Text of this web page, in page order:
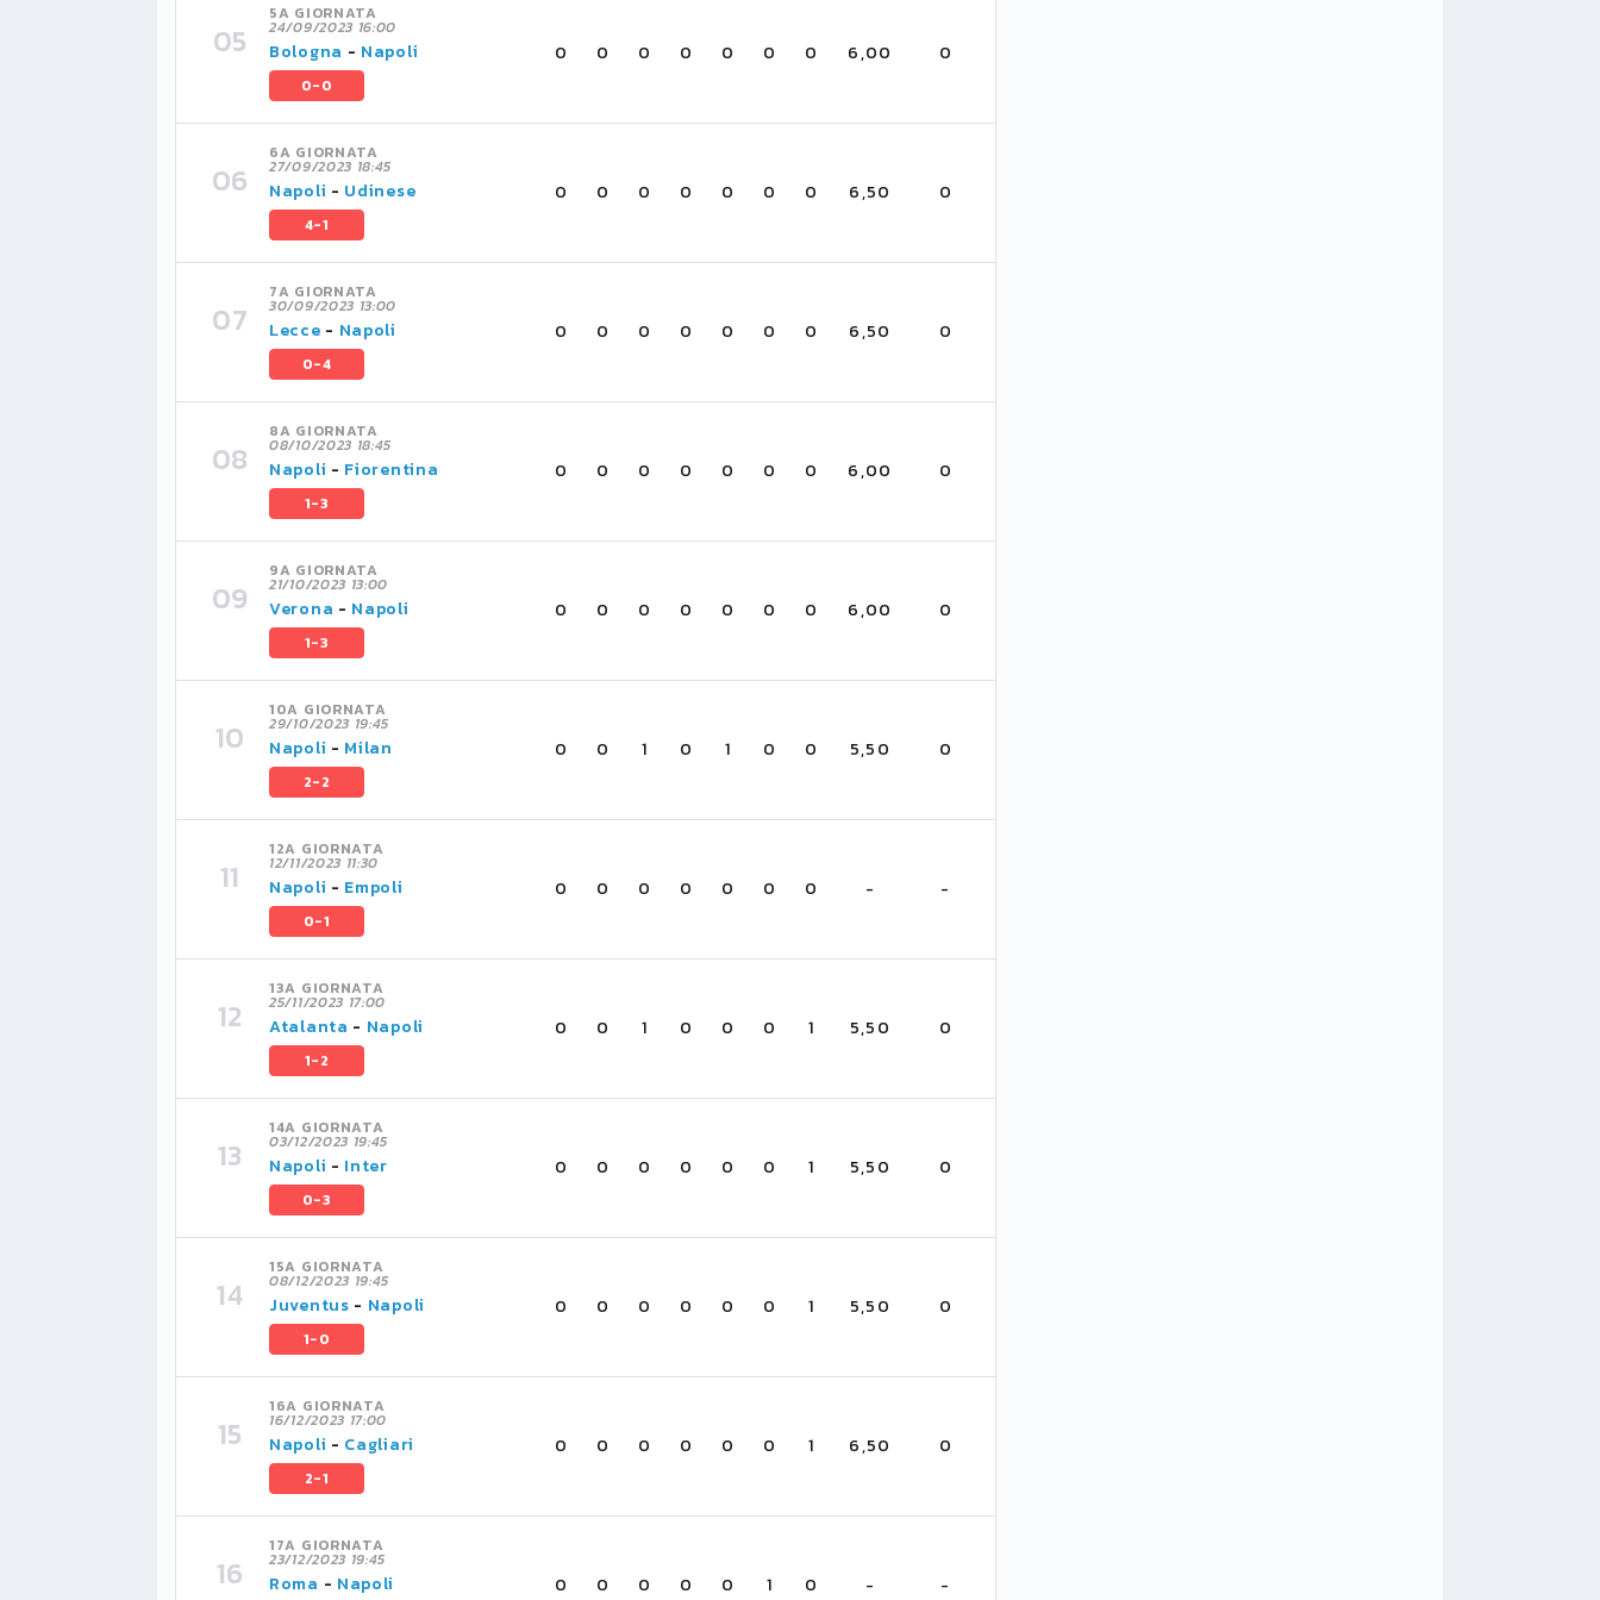
5A GIORNATA
24/09/2023 16:00
Bologna - Napoli
0-0
0 0 0 0 0 0 0 6,00 0
6A GIORNATA
27/09/2023 18:45
Napoli - Udinese
4-1
0 0 0 0 0 0 0 6,50 0
7A GIORNATA
30/09/2023 13:00
Lecce - Napoli
0-4
0 0 0 0 0 0 0 6,50 0
8A GIORNATA
08/10/2023 18:45
Napoli - Fiorentina
1-3
0 0 0 0 0 0 0 6,00 0
9A GIORNATA
21/10/2023 13:00
Verona - Napoli
1-3
0 0 0 0 0 0 0 6,00 0
10A GIORNATA
29/10/2023 19:45
Napoli - Milan
2-2
0 0 1 0 1 0 0 5,50 0
12A GIORNATA
12/11/2023 11:30
Napoli - Empoli
0-1
0 0 0 0 0 0 0 - -
13A GIORNATA
25/11/2023 17:00
Atalanta - Napoli
1-2
0 0 1 0 0 0 1 5,50 0
14A GIORNATA
03/12/2023 19:45
Napoli - Inter
0-3
0 0 0 0 0 0 1 5,50 0
15A GIORNATA
08/12/2023 19:45
Juventus - Napoli
1-0
0 0 0 0 0 0 1 5,50 0
16A GIORNATA
16/12/2023 17:00
Napoli - Cagliari
2-1
0 0 0 0 0 0 1 6,50 0
17A GIORNATA
23/12/2023 19:45
Roma - Napoli 0 0 0 0 0 1 0 - -